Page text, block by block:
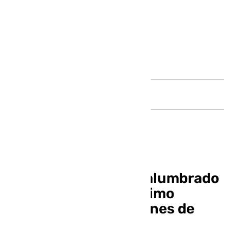
Granada adelanta el alumbrado
de su Navidad al próximo
sábado, con 2,4 millones de